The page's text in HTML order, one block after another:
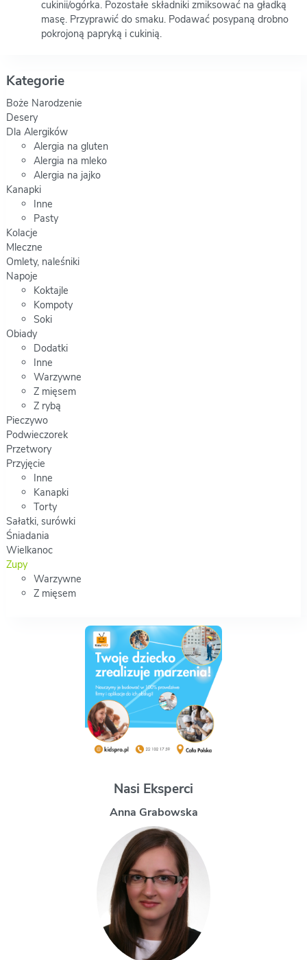
cukinii/ogórka. Pozostałe składniki zmiksować na gładką
masę. Przyprawić do smaku. Podawać posypaną drobno
pokrojoną papryką i cukinią.
Kategorie
Boże Narodzenie
Desery
Dla Alergików
Alergia na gluten
Alergia na mleko
Alergia na jajko
Kanapki
Inne
Pasty
Kolacje
Mleczne
Omlety, naleśniki
Napoje
Koktajle
Kompoty
Soki
Obiady
Dodatki
Inne
Warzywne
Z mięsem
Z rybą
Pieczywo
Podwieczorek
Przetwory
Przyjęcie
Inne
Kanapki
Torty
Sałatki, surówki
Śniadania
Wielkanoc
Zupy
Warzywne
Z mięsem
Nasi Eksperci
Magdalena Uchman